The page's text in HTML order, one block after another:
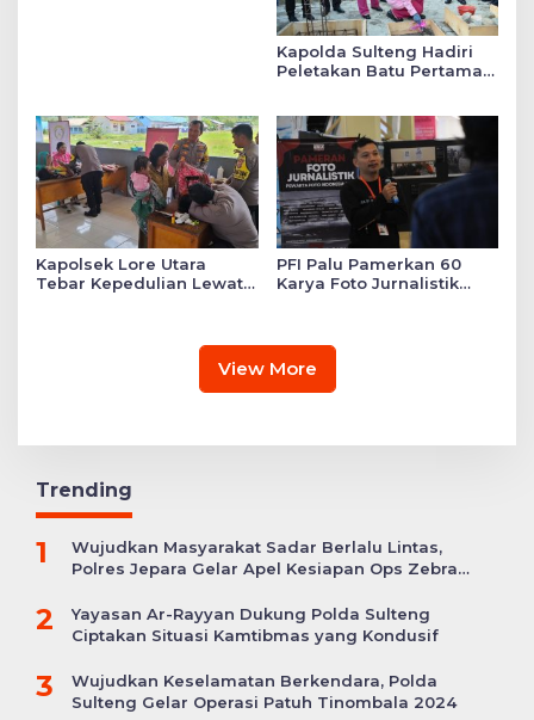
Kapolda Sulteng Hadiri
Peletakan Batu Pertama
Kapolsek Lore Utara
Tebar Kepedulian Lewat
PFI Palu Pamerkan 60
Karya Foto Jurnalistik
View More
Trending
1
Wujudkan Masyarakat Sadar Berlalu Lintas,
Polres Jepara Gelar Apel Kesiapan Ops Zebra
2
Yayasan Ar-Rayyan Dukung Polda Sulteng
Ciptakan Situasi Kamtibmas yang Kondusif
3
Wujudkan Keselamatan Berkendara, Polda
Sulteng Gelar Operasi Patuh Tinombala 2024